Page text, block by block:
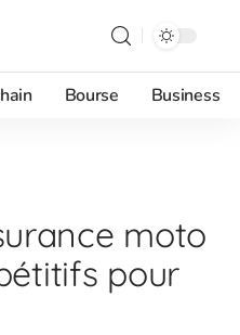
Bourse Business
moto
pour